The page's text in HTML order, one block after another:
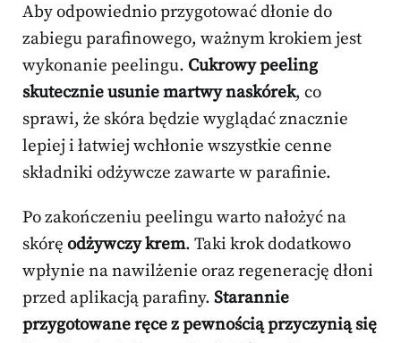
Aby odpowiednio przygotować dłonie do
zabiegu parafinowego, ważnym krokiem jest
wykonanie peelingu. Cukrowy peeling
skutecznie usunie martwy naskórek, co
sprawi, że skóra będzie wyglądać znacznie
lepiej i łatwiej wchłonie wszystkie cenne
składniki odżywcze zawarte w parafinie.
Po zakończeniu peelingu warto nałożyć na
skórę odżywczy krem. Taki krok dodatkowo
wpłynie na nawilżenie oraz regenerację dłoni
przed aplikacją parafiny. Starannie
przygotowane ręce z pewnością przyczynią się